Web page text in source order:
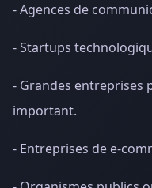
- Agences de
- Startups
- Grandes entreprises
important.
- Entreprises de e-